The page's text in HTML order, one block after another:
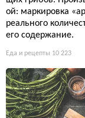
ой: маркировка
реального
его содержание.
Еда и рецепты 10 223